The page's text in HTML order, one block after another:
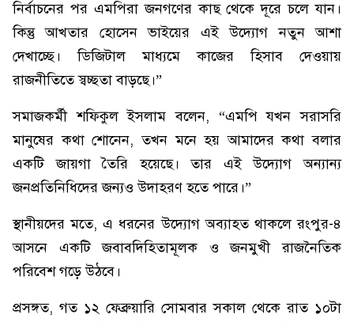
নির্বাচনের পর এমপিরা জনগণের কাছ থেকে দূরে চলে যান।
কিন্তু আখতার হোসেন ভাইয়ের এই উদ্যোগ নতুন আশা
দেখাচ্ছে। ডিজিটাল মাধ্যমে কাজের হিসাব দেওয়ায়
রাজনীতিতে স্বচ্ছতা বাড়ছে।”
সমাজকর্মী শফিকুল ইসলাম বলেন, “এমপি যখন সরাসরি
মানুষের কথা শোনেন, তখন মনে হয় আমাদের কথা বলার
একটি জায়গা তৈরি হয়েছে। তার এই উদ্যোগ অন্যান্য
জনপ্রতিনিধিদের জন্যও উদাহরণ হতে পারে।”
স্থানীয়দের মতে, এ ধরনের উদ্যোগ অব্যাহত থাকলে রংপুর-৪
আসনে একটি জবাবদিহিতামূলক ও জনমুখী রাজনৈতিক
পরিবেশ গড়ে উঠবে।
প্রসঙ্গত, গত ১২ ফেব্রুয়ারি সোমবার সকাল থেকে রাত ১০টা